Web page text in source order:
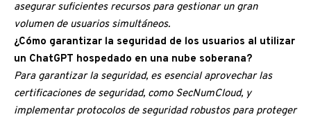
asegurar suficientes recursos para gestionar un gran
volumen de usuarios simultáneos.
¿Cómo garantizar la seguridad de los usuarios al utilizar
un ChatGPT hospedado en una nube soberana?
Para garantizar la seguridad, es esencial aprovechar las
certificaciones de seguridad, como SecNumCloud, y
implementar protocolos de seguridad robustos para proteger